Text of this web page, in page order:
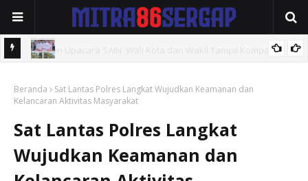
fasilitas umum dan halaman kantor
Beranda
Sat Lantas Polres Langkat Wujudkan Keamanan dan
Kelancaran Aktivitas Masyarakat
Sat Lantas Polres Langkat
Wujudkan Keamanan dan